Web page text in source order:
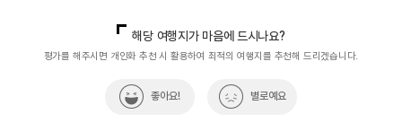
해당 여행지가 마음에 드시나요?
평가를 해주시면 개인화 추천 시 활용하여 최적의 여행지를 추천해 드리겠습니다.
좋아요! 별로예요